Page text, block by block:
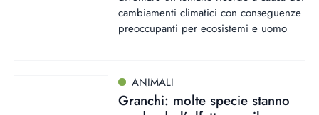
cambiamenti climatici con conseguenze
preoccupanti per ecosistemi e uomo
ANIMALI
Granchi: molte specie stanno